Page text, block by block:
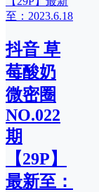
抖音 草
莓酸奶
微密圈
NO.022
期
【29P】
最新至：